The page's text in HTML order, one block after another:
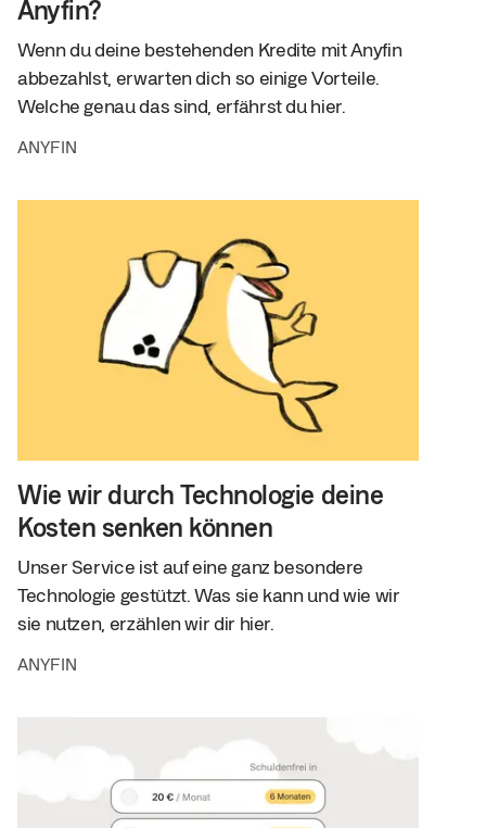
Anyfin?
Wenn du deine bestehenden Kredite mit Anyfin
abbezahlst, erwarten dich so einige Vorteile.
Welche genau das sind, erfährst du hier.
ANYFIN
Wie wir durch Technologie deine
Kosten senken können
Unser Service ist auf eine ganz besondere
Technologie gestützt. Was sie kann und wie wir
sie nutzen, erzählen wir dir hier.
ANYFIN